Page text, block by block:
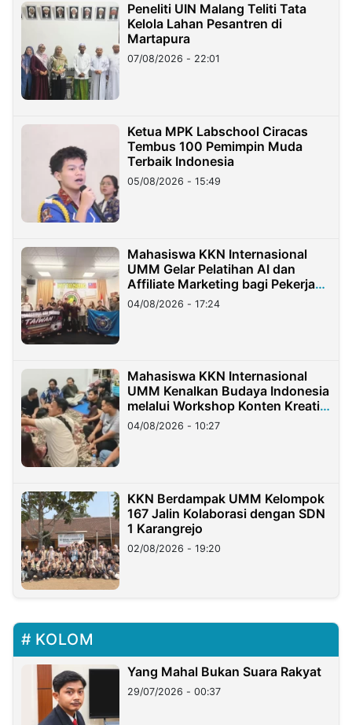
Peneliti UIN Malang Teliti Tata
Kelola Lahan Pesantren di
Martapura
07/08/2026 - 22:01
Ketua MPK Labschool Ciracas
Tembus 100 Pemimpin Muda
Terbaik Indonesia
05/08/2026 - 15:49
Mahasiswa KKN Internasional
UMM Gelar Pelatihan AI dan
Affiliate Marketing bagi Pekerja
Migran Indonesia di Taiwan
04/08/2026 - 17:24
Mahasiswa KKN Internasional
UMM Kenalkan Budaya Indonesia
melalui Workshop Konten Kreatif
di Taiwan
04/08/2026 - 10:27
KKN Berdampak UMM Kelompok
167 Jalin Kolaborasi dengan SDN
1 Karangrejo
02/08/2026 - 19:20
KOLOM
Yang Mahal Bukan Suara Rakyat
29/07/2026 - 00:37